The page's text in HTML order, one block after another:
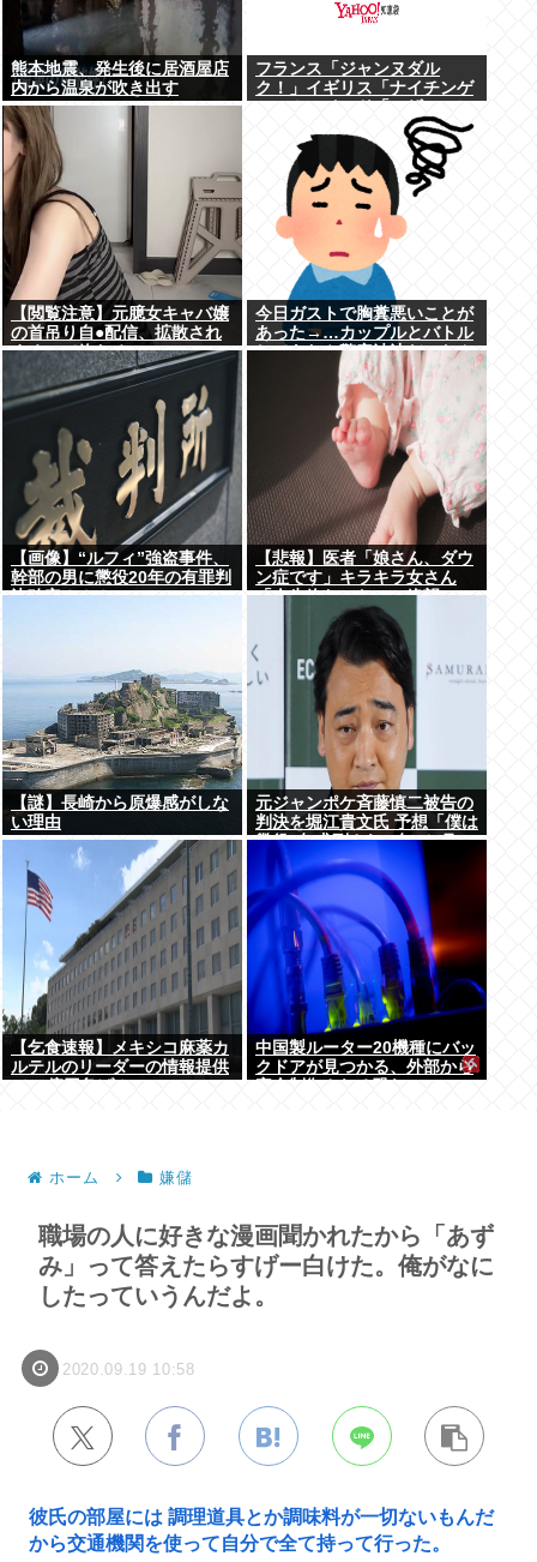
熊本地震、発生後に居酒屋店
内から温泉が吹き出す
フランス「ジャンヌダル
ク！」イギリス「ナイチンゲ
【閲覧注意】元臆女キャバ嬢
の首吊り自●配信、拡散され
まくって終わるwww
今日ガストで胸糞悪いことが
あった→…カップルとバトル
してあわや警察沙汰だったん
だがどっちが悪い？
【画像】“ルフィ”強盗事件、
幹部の男に懲役20年の有罪判
決確定！！！
【悲報】医者「娘さん、ダウ
ン症です」キラキラ女さん
「人生終わった」⇒絶望
へ！！！！
【謎】長崎から原爆感がしな
い理由
元ジャンポケ斉藤慎二被告の
判決を堀江貴文氏 予想「僕は
懲役4年求刑され 2年6か月の
実刑だったが…」
【乞食速報】メキシコ麻薬カ
ルテルのリーダーの情報提供
中国製ルーター20機種にバッ
クドアが見つかる、外部から
ホーム 嫌儲
職場の人に好きな漫画聞かれたから「あず
み」って答えたらすげー白けた。俺がなに
したっていうんだよ。
2020.09.19 10:58
彼氏の部屋には 調理道具とか調味料が一切ないもんだ
から交通機関を使って自分で全て持って行った。